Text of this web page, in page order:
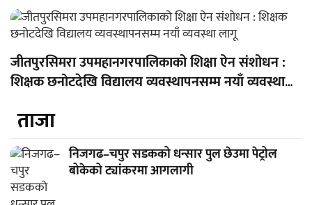
जीतपुरसिमरा उपमहानगरपालिकाको शिक्षा ऐन संशोधन :
शिक्षक छनोटदेखि विद्यालय व्यवस्थापनसम्म नयाँ व्यवस्था
ताजा
निजगढ–चपुर सडकको धन्सार पुल छेउमा पेट्रोल
बोकेको ट्यांकरमा आगलागी